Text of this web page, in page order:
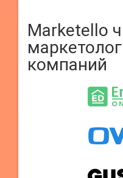
Marketello
компаний